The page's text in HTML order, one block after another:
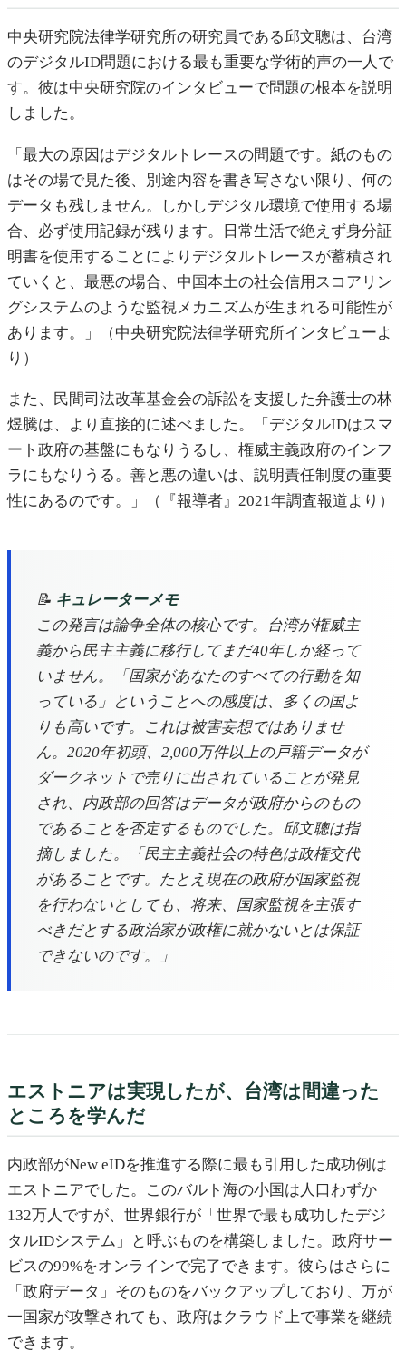
中央研究院法律学研究所の研究員である邱文聰は、台湾
のデジタルID問題における最も重要な学術的声の一人で
す。彼は中央研究院のインタビューで問題の根本を説明
しました。
「最大の原因はデジタルトレースの問題です。紙のもの
はその場で見た後、別途内容を書き写さない限り、何の
データも残しません。しかしデジタル環境で使用する場
合、必ず使用記録が残ります。日常生活で絶えず身分証
明書を使用することによりデジタルトレースが蓄積され
ていくと、最悪の場合、中国本土の社会信用スコアリン
グシステムのような監視メカニズムが生まれる可能性が
あります。」（中央研究院法律学研究所インタビューよ
り）
また、民間司法改革基金会の訴訟を支援した弁護士の林
煜騰は、より直接的に述べました。「デジタルIDはスマ
ート政府の基盤にもなりうるし、権威主義政府のインフ
ラにもなりうる。善と悪の違いは、説明責任制度の重要
性にあるのです。」（『報導者』2021年調査報道より）
📝 キュレーターメモ
この発言は論争全体の核心です。台湾が権威主
義から民主主義に移行してまだ40年しか経って
いません。「国家があなたのすべての行動を知
っている」ということへの感度は、多くの国よ
りも高いです。これは被害妄想ではありませ
ん。2020年初頭、2,000万件以上の戸籍データが
ダークネットで売りに出されていることが発見
され、内政部の回答はデータが政府からのもの
であることを否定するものでした。邱文聰は指
摘しました。「民主主義社会の特色は政権交代
があることです。たとえ現在の政府が国家監視
を行わないとしても、将来、国家監視を主張す
べきだとする政治家が政権に就かないとは保証
できないのです。」
エストニアは実現したが、台湾は間違った
ところを学んだ
内政部がNew eIDを推進する際に最も引用した成功例は
エストニアでした。このバルト海の小国は人口わずか
132万人ですが、世界銀行が「世界で最も成功したデジ
タルIDシステム」と呼ぶものを構築しました。政府サー
ビスの99%をオンラインで完了できます。彼らはさらに
「政府データ」そのものをバックアップしており、万が
一国家が攻撃されても、政府はクラウド上で事業を継続
できます。